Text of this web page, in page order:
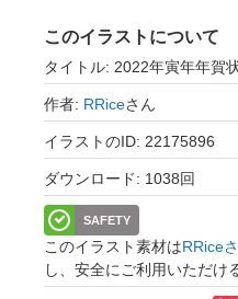
このイラストについて
タイトル: 2022年寅年年賀
作者: RRiceさん
イラストのID: 22175896
ダウンロード: 1038回
SAFETY
このイラスト素材はRRice
し、安全にご利用いただけ